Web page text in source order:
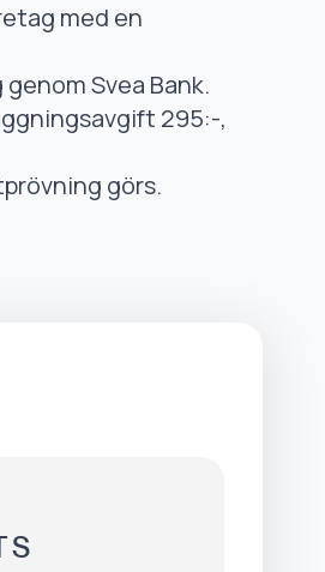
med en
Svea Bank.
295:-,
görs.
S